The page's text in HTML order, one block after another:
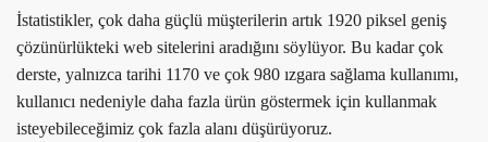
İstatistikler, çok daha güçlü müşterilerin artık 1920 piksel geniş
çözünürlükteki web sitelerini aradığını söylüyor. Bu kadar çok
derste, yalnızca tarihi 1170 ve çok 980 ızgara sağlama kullanımı,
kullanıcı nedeniyle daha fazla ürün göstermek için kullanmak
isteyebileceğimiz çok fazla alanı düşürüyoruz.